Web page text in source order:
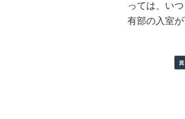
っては、い
有部の入室が